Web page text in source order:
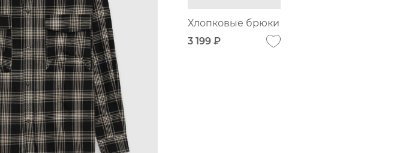
Хлопковые брюки
3 199 ₽